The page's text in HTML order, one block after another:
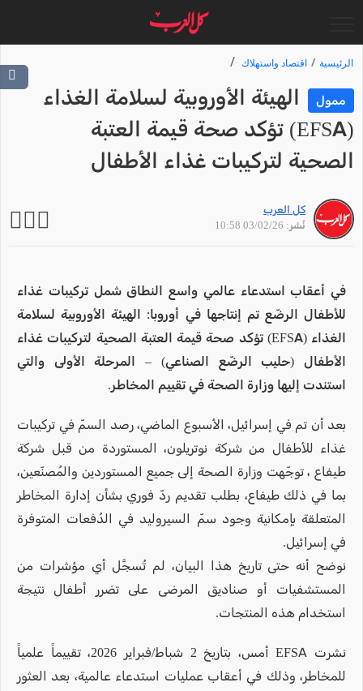
الرئيسية اقتصاد واستهلاك
ممول
الهيئة الأوروبية لسلامة الغذاء
(EFSA) تؤكد صحة قيمة العتبة
الصحية لتركيبات غذاء الأطفال
كل العرب
نُشر: 03/02/26 10:58
في أعقاب استدعاء عالمي واسع النطاق شمل تركيبات غذاء
للأطفال الرضّع تم إنتاجها في أوروبا: الهيئة الأوروبية لسلامة
الغذاء (EFSA) تؤكد صحة قيمة العتبة الصحية لتركيبات غذاء
الأطفال (حليب الرضّع الصناعي) – المرحلة الأولى والتي
استندت إليها وزارة الصحة في تقييم المخاطر.
بعد أن تم في إسرائيل، الأسبوع الماضي، رصد السمّ في تركيبات
غذاء للأطفال من شركة نوتريلون، المستوردة من قبل شركة
طيفاع ، توجّهت وزارة الصحة إلى جميع المستوردين والمُصنّعين،
بما في ذلك طيفاع، بطلب تقديم ردّ فوري بشأن إدارة المخاطر
المتعلقة بإمكانية وجود سمّ السيروليد في الدُفعات المتوفرة
في إسرائيل.
نوضح أنه حتى تاريخ هذا البيان، لم تُسجَّل أي مؤشرات من
المستشفيات أو صناديق المرضى على تضرر أطفال نتيجة
استخدام هذه المنتجات.
نشرت EFSA أمس، بتاريخ 2 شباط/فبراير 2026، تقييماً علمياً
للمخاطر، وذلك في أعقاب عمليات استدعاء عالمية، بعد العثور